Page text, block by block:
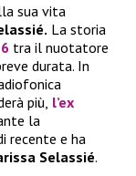
sua vita
La storia
tra il nuotatore
durata. In
più, l’ex
la
recente e ha
Selassié.